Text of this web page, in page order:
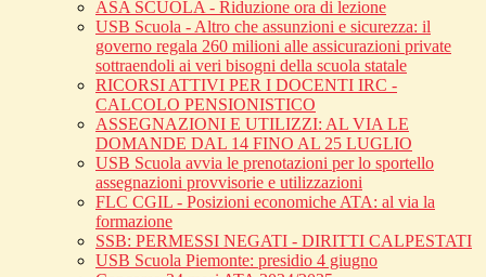
ASA SCUOLA - Riduzione ora di lezione
USB Scuola - Altro che assunzioni e sicurezza: il
governo regala 260 milioni alle assicurazioni private
sottraendoli ai veri bisogni della scuola statale
RICORSI ATTIVI PER I DOCENTI IRC -
CALCOLO PENSIONISTICO
ASSEGNAZIONI E UTILIZZI: AL VIA LE
DOMANDE DAL 14 FINO AL 25 LUGLIO
USB Scuola avvia le prenotazioni per lo sportello
assegnazioni provvisorie e utilizzazioni
FLC CGIL - Posizioni economiche ATA: al via la
formazione
SSB: PERMESSI NEGATI - DIRITTI CALPESTATI
USB Scuola Piemonte: presidio 4 giugno